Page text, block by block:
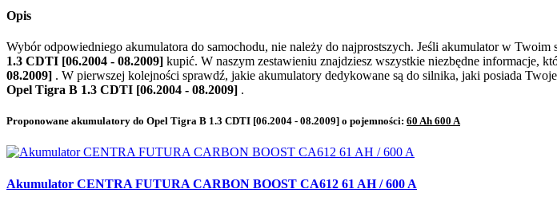
Opis
Wybór odpowiedniego akumulatora do samochodu, nie należy do najprostszych. Jeśli akumulator w
1.3 CDTI [06.2004 - 08.2009] kupić. W naszym zestawieniu znajdziesz wszystkie niezbędne informacje,
08.2009] . W pierwszej kolejności sprawdź, jakie akumulatory dedykowane są do silnika, jaki posiada
Opel Tigra B 1.3 CDTI [06.2004 - 08.2009] .
Proponowane akumulatory do Opel Tigra B 1.3 CDTI [06.2004 - 08.2009] o pojemności: 60 Ah 600 A
Akumulator CENTRA FUTURA CARBON BOOST CA612 61 AH / 600 A